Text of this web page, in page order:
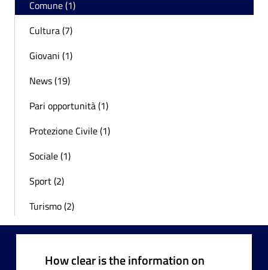
Comune (1)
Cultura (7)
Giovani (1)
News (19)
Pari opportunità (1)
Protezione Civile (1)
Sociale (1)
Sport (2)
Turismo (2)
How clear is the information on